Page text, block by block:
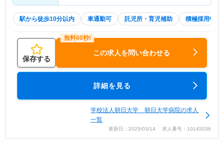
駅から徒歩10分以内 車通勤可 託児所・育児補助 積極採用中
保存する
この求人を問い合わせる
詳細を見る
学校法人朝日大学 朝日大学病院の求人
一覧
更新日：2025/03/14 求人番号：10145036